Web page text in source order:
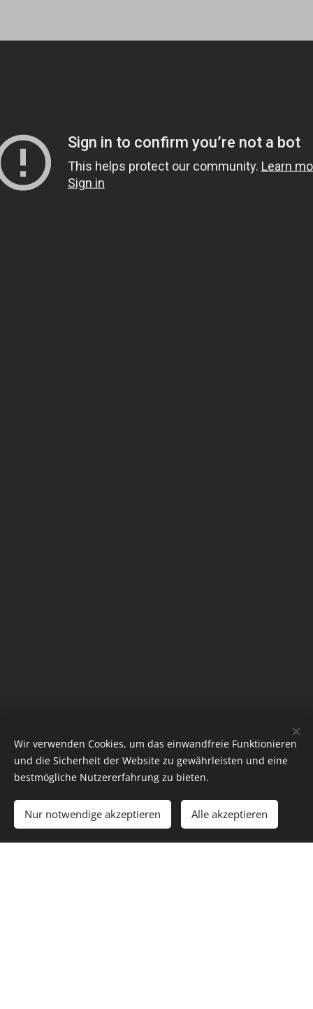
Wir verwenden Cookies, um das einwandfreie Funktionieren
und die Sicherheit der Website zu gewährleisten und eine
bestmögliche Nutzererfahrung zu bieten.
Nur notwendige akzeptieren Alle akzeptieren